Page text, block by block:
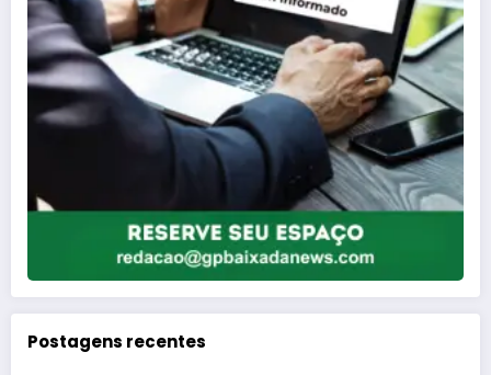
Postagens recentes